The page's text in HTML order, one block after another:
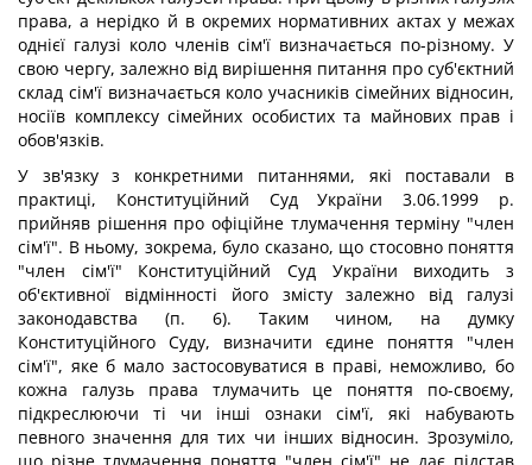
права, а нерідко й в окремих нормативних актах у межах
однієї галузі коло членів сім'ї визначається по-різному. У
свою чергу, залежно від вирішення питання про суб'єктний
склад сім'ї визначається коло учасників сімейних відносин,
носіїв комплексу сімейних особистих та майнових прав і
обов'язків.
У зв'язку з конкретними питаннями, які поставали в
практиці, Конституційний Суд України 3.06.1999 р.
прийняв рішення про офіційне тлумачення терміну "член
сім'ї". В ньому, зокрема, було сказано, що стосовно поняття
"член сім'ї" Конституційний Суд України виходить з
об'єктивної відмінності його змісту залежно від галузі
законодавства (п. 6). Таким чином, на думку
Конституційного Суду, визначити єдине поняття "член
сім'ї", яке б мало застосовуватися в праві, неможливо, бо
кожна галузь права тлумачить це поняття по-своєму,
підкреслюючи ті чи інші ознаки сім'ї, які набувають
певного значення для тих чи інших відносин. Зрозуміло,